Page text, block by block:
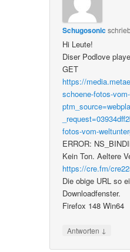
Schugosonic
Hi Leute!
Diser Podlove
GET
https://
schoene-fotos-
fotos-vom-
ERROR:
Kein Ton. Aeltere
https://cre.fm/
Die obige URL so
Downloadfenster.
Firefox 148 Win64
Antworten ↓